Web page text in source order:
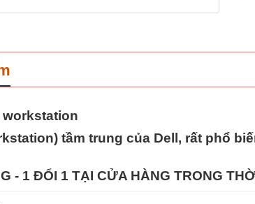
workstation
tầm trung của Dell, rất phổ
- 1 ĐỔI 1 TẠI CỬA HÀNG TRONG